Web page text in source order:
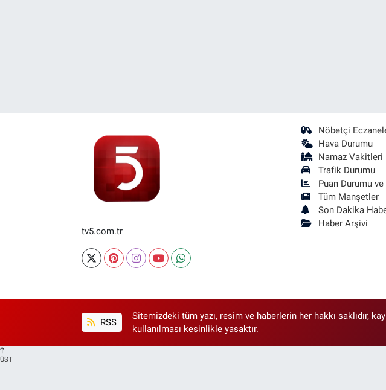
tv5.com.tr
Nöbetçi
Hava Durumu
Namaz Vakitleri
Trafik Durumu
Puan Durumu
Tüm Manşetler
Son Dakika
Haber Arşivi
RSS
Sitemizdeki tüm yazı, resim ve haberlerin her hakkı saklıdır,
kullanılması kesinlikle yasaktır.
ÜST